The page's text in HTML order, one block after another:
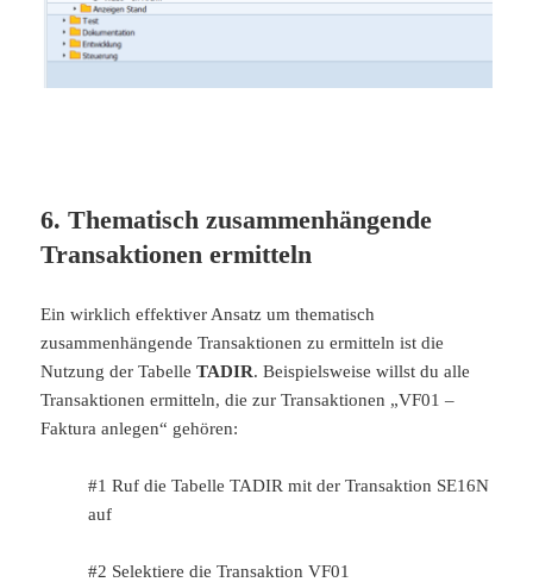
6. Thematisch zusammenhängende
Transaktionen ermitteln
Ein wirklich effektiver Ansatz um thematisch
zusammenhängende Transaktionen zu ermitteln ist die
Nutzung der TabelleTADIR. Beispielsweise willst du alle
Transaktionen ermitteln, die zur Transaktionen „VF01 –
Faktura anlegen“ gehören:
#1 Ruf die Tabelle TADIR mit der Transaktion SE16N
auf
#2 Selektiere die Transaktion VF01